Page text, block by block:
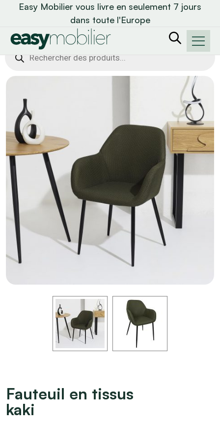
Easy Mobilier vous livre en seulement 7 jours
dans toute l'Europe
Recherche
de
Fauteuil en tissus
kaki